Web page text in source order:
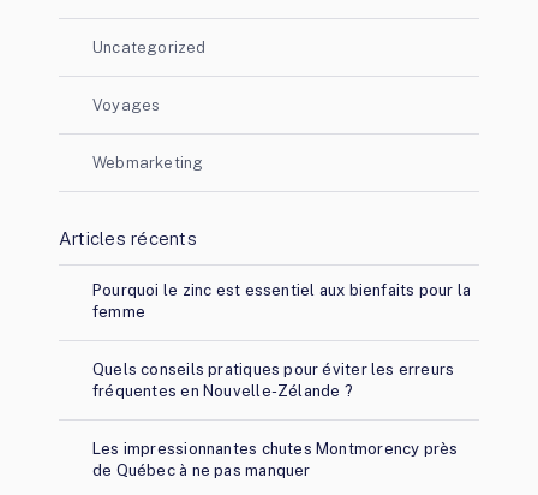
Uncategorized
Voyages
Webmarketing
Articles récents
Pourquoi le zinc est essentiel aux bienfaits pour la
femme
Quels conseils pratiques pour éviter les erreurs
fréquentes en Nouvelle-Zélande ?
Les impressionnantes chutes Montmorency près
de Québec à ne pas manquer